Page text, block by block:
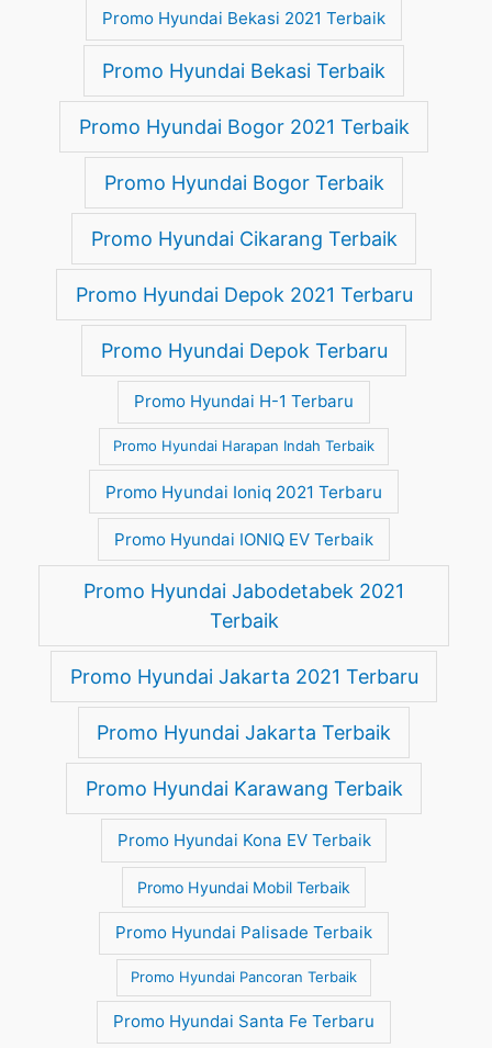
Promo Hyundai Bekasi 2021 Terbaik
Promo Hyundai Bekasi Terbaik
Promo Hyundai Bogor 2021 Terbaik
Promo Hyundai Bogor Terbaik
Promo Hyundai Cikarang Terbaik
Promo Hyundai Depok 2021 Terbaru
Promo Hyundai Depok Terbaru
Promo Hyundai H-1 Terbaru
Promo Hyundai Harapan Indah Terbaik
Promo Hyundai Ioniq 2021 Terbaru
Promo Hyundai IONIQ EV Terbaik
Promo Hyundai Jabodetabek 2021
Terbaik
Promo Hyundai Jakarta 2021 Terbaru
Promo Hyundai Jakarta Terbaik
Promo Hyundai Karawang Terbaik
Promo Hyundai Kona EV Terbaik
Promo Hyundai Mobil Terbaik
Promo Hyundai Palisade Terbaik
Promo Hyundai Pancoran Terbaik
Promo Hyundai Santa Fe Terbaru